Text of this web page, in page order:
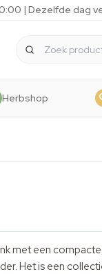
| Dezelfde dag
Herbshop
met een
Het is een